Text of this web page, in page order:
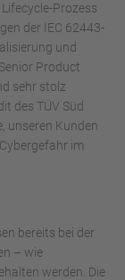
Prozess
der IEC 62443-
und
Product
sehr stolz
des TÜV Süd
unseren Kunden
im
bereits bei der
– wie
werden. Die